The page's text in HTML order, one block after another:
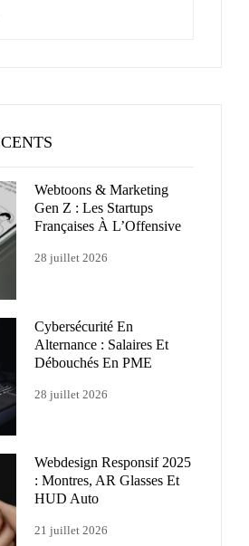
Webtoons & Marketing
Gen Z : Les Startups
Françaises À L’Offensive
28 juillet 2026
Cybersécurité En
Alternance : Salaires Et
Débouchés En PME
28 juillet 2026
Webdesign Responsif 2025
: Montres, AR Glasses Et
HUD Auto
21 juillet 2026